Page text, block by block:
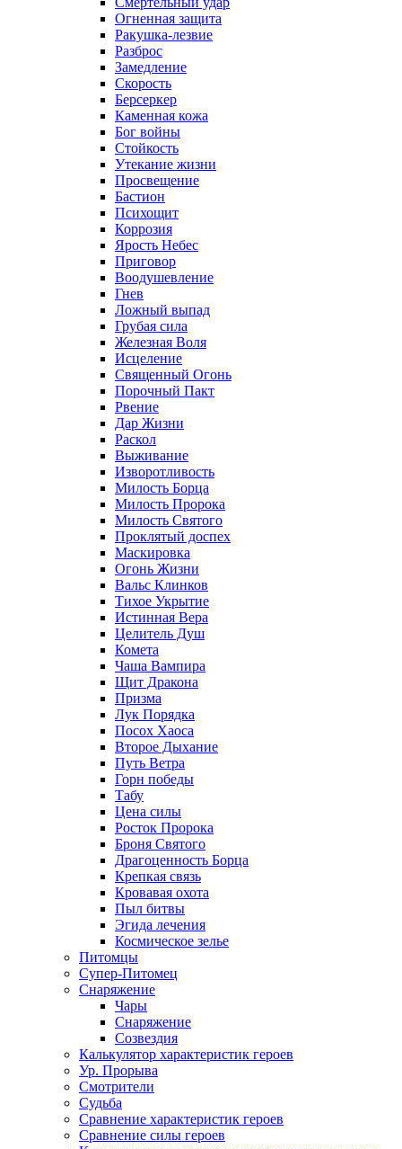
Огненная защита
Ракушка-лезвие
Разброс
Замедление
Скорость
Берсеркер
Каменная кожа
Бог войны
Стойкость
Утекание жизни
Просвещение
Бастион
Психощит
Коррозия
Ярость Небес
Приговор
Воодушевление
Гнев
Ложный выпад
Грубая сила
Железная Воля
Исцеление
Священный Огонь
Порочный Пакт
Рвение
Дар Жизни
Раскол
Выживание
Изворотливость
Милость Борца
Милость Пророка
Милость Святого
Проклятый доспех
Маскировка
Огонь Жизни
Вальс Клинков
Тихое Укрытие
Истинная Вера
Целитель Душ
Комета
Чаша Вампира
Щит Дракона
Призма
Лук Порядка
Посох Хаоса
Второе Дыхание
Путь Ветра
Горн победы
Табу
Цена силы
Росток Пророка
Броня Святого
Драгоценность Борца
Крепкая связь
Кровавая охота
Пыл битвы
Эгида лечения
Космическое зелье
Питомцы
Супер-Питомец
Снаряжение
Чары
Снаряжение
Созвездия
Калькулятор характеристик героев
Ур. Прорыва
Смотрители
Судьба
Сравнение характеристик героев
Сравнение силы героев